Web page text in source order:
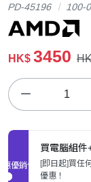
PD-45196 100-
HK$ 3450
促銷優惠
買電腦組件
[即日起]買任
優惠！